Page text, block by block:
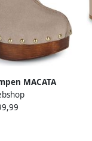
MACATA